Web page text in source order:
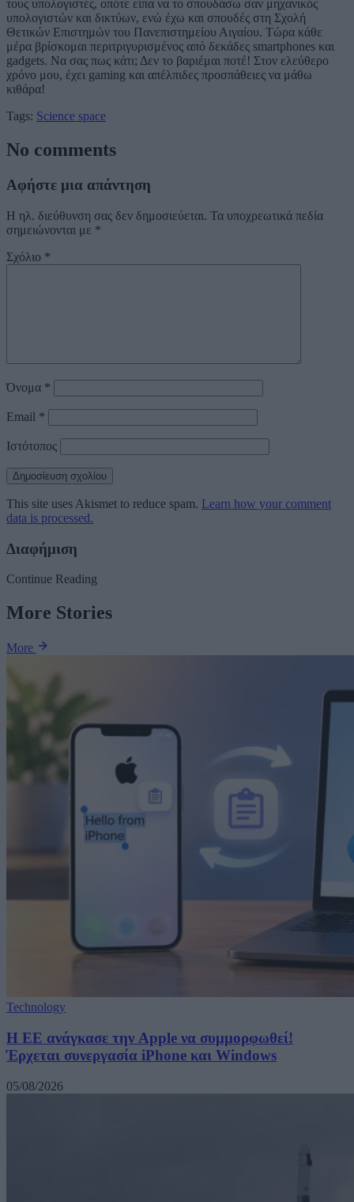
τους υπολογιστές, οπότε είπα να το σπουδάσω σαν μηχανικός
υπολογιστών και δικτύων, ενώ έχω και σπουδές στη Σχολή
Θετικών Επιστημών του Πανεπιστημείου Αιγαίου. Τώρα κάθε
μέρα βρίσκομαι περιτριγυρισμένος από δεκάδες smartphones και
gadgets. Να σας πως κάτι; Δεν το βαριέμαι ποτέ! Στον ελεύθερο
χρόνο μου, έχει gaming και απέλπιδες προσπάθειες να μάθω
κιθάρα!
Tags: Science space
No comments
Αφήστε μια απάντηση
Η ηλ. διεύθυνση σας δεν δημοσιεύεται. Τα υποχρεωτικά πεδία
σημειώνονται με *
Σχόλιο *
Όνομα *
Email *
Ιστότοπος
This site uses Akismet to reduce spam. Learn how your comment
data is processed.
Διαφήμιση
Continue Reading
More Stories
More
Technology
H ΕΕ ανάγκασε την Apple να συμμορφωθεί!
Έρχεται συνεργασία iPhone και Windows
05/08/2026